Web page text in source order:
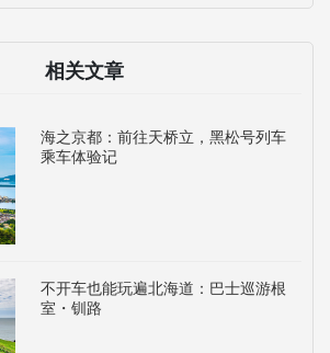
相关文章
海之京都：前往天桥立，黑松号列车
乘车体验记
不开车也能玩遍北海道：巴士巡游根
室・钏路